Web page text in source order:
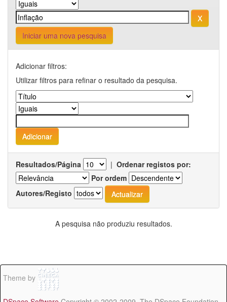
Iniciar uma nova pesquisa
Adicionar filtros:
Utilizar filtros para refinar o resultado da pesquisa.
Resultados/Página | Ordenar registos por:
Por ordem
Autores/Registo
A pesquisa não produziu resultados.
Theme by